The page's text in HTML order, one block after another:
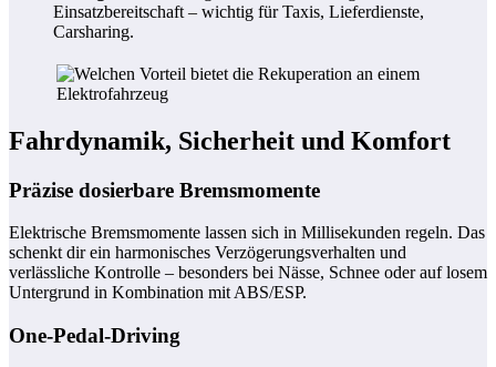
Einsatzbereitschaft – wichtig für Taxis, Lieferdienste,
Carsharing.
Fahrdynamik, Sicherheit und Komfort
Präzise dosierbare Bremsmomente
Elektrische Bremsmomente lassen sich in Millisekunden regeln. Das
schenkt dir ein harmonisches Verzögerungsverhalten und
verlässliche Kontrolle – besonders bei Nässe, Schnee oder auf losem
Untergrund in Kombination mit ABS/ESP.
One-Pedal-Driving